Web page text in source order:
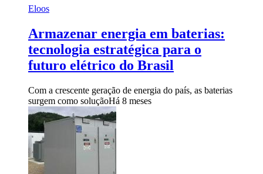
Eloos
Armazenar energia em baterias:
tecnologia estratégica para o
futuro elétrico do Brasil
Com a crescente geração de energia do país, as baterias
surgem como soluçãoHá 8 meses